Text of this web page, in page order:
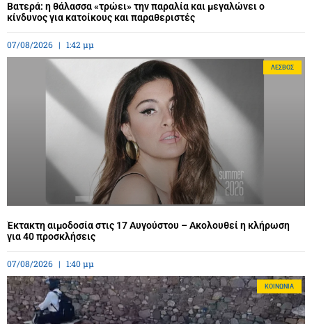
Βατερά: η θάλασσα «τρώει» την παραλία και μεγαλώνει ο
κίνδυνος για κατοίκους και παραθεριστές
07/08/2026 1:42 μμ
ΛΈΣΒΟΣ
Έκτακτη αιμοδοσία στις 17 Αυγούστου – Ακολουθεί η κλήρωση
για 40 προσκλήσεις
07/08/2026 1:40 μμ
ΚΟΙΝΩΝΊΑ